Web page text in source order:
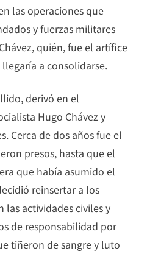
las operaciones que
y fuerzas militares
quién, fue el artífice
a consolidarse.
derivó en el
Hugo Chávez y
Cerca de dos años fue el
presos, hasta que el
que había asumido el
reinsertar a los
las actividades civiles y
de responsabilidad por
tiñeron de sangre y luto